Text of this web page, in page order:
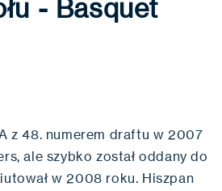
- Basquet
z 48. numerem draftu w 2007
ale szybko został oddany do
w 2008 roku. Hiszpan